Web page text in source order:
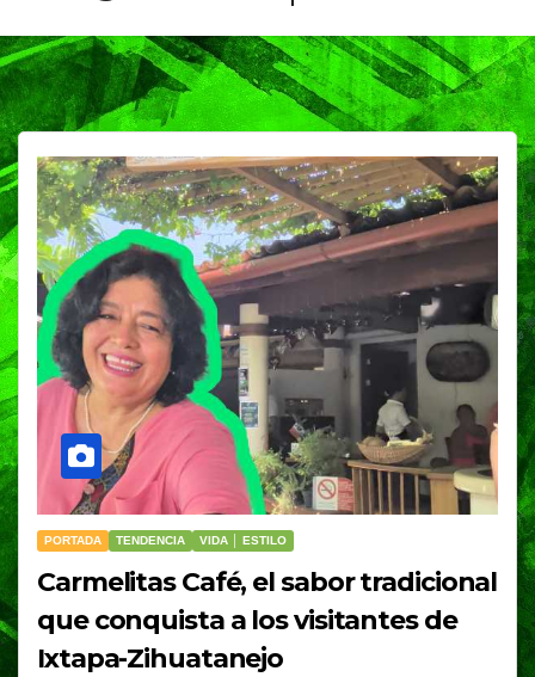
PORTADA TENDENCIA VIDA │ ESTILO
Carmelitas Café, el sabor tradicional
que conquista a los visitantes de
Ixtapa-Zihuatanejo